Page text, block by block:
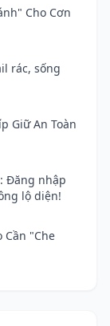
Cho Cơn
rác, sống
Giữ An Toàn
Đăng nhập
lộ diện!
Cần "Che